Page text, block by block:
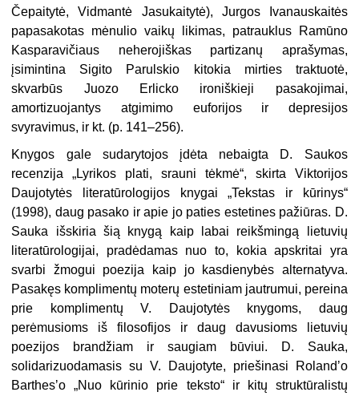
Čepaitytė, Vidmantė Jasukaitytė), Jurgos Ivanauskaitės
papasakotas mėnulio vaikų likimas, patrauklus Ramūno
Kasparavičiaus neherojiškas partizanų aprašymas,
įsimintina Sigito Parulskio kitokia mirties traktuotė,
skvarbūs Juozo Erlicko ironiškieji pasakojimai,
amortizuojantys atgimimo euforijos ir depresijos
svyravimus, ir kt. (p. 141–256).
Knygos gale sudarytojos įdėta nebaigta D. Saukos
recenzija „Lyrikos plati, srauni tėkmė“, skirta Viktorijos
Daujotytės literatūrologijos knygai „Tekstas ir kūrinys“
(1998), daug pasako ir apie jo paties estetines pažiūras. D.
Sauka išskiria šią knygą kaip labai reikšmingą lietuvių
literatūrologijai, pradėdamas nuo to, kokia apskritai yra
svarbi žmogui poezija kaip jo kasdienybės alternatyva.
Pasakęs komplimentų moterų estetiniam jautrumui, pereina
prie komplimentų V. Daujotytės knygoms, daug
perėmusioms iš filosofijos ir daug davusioms lietuvių
poezijos brandžiam ir saugiam būviui. D. Sauka,
solidarizuodamasis su V. Daujotyte, priešinasi Rolandʼo
Barthesʼo „Nuo kūrinio prie teksto“ ir kitų struktūralistų